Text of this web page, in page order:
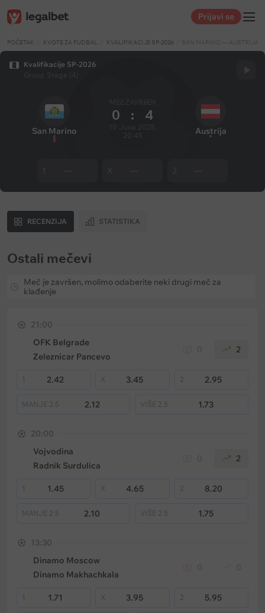
Prijavi se
POČETAK KVOTE ZA FUDBAL KVALIFIKACIJE SP-2026 SAN MARINO — AUSTRIJA
Kvalifikacije SP-2026
San Marino
MEč ZAVRšEN
0 : 4
Austrija
RECENZIJA STATISTIKA
Ostali mečevi
Meč je završen, molimo odaberite neki drugi meč za
klađenje
21:00
OFK Belgrade
Zeleznicar Pancevo
2
1 2.42 3.45 2 2.95
MANJE 2.5 2.12 VIŠE 2.5 1.73
20:00
Vojvodina
Radnik Surdulica
2
1 1.45 4.65 2 8.20
MANJE 2.5 2.10 VIŠE 2.5 1.75
13:30
Dinamo Moscow
Dinamo Makhachkala
1 1.71 3.95 2 5.95